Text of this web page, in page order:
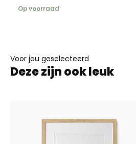
Op voorraad
Voor jou geselecteerd
Deze zijn ook leuk